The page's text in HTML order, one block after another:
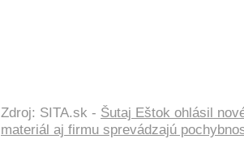
Zdroj: SITA.sk - Šutaj Eštok ohlásil
materiál aj firmu sprevádzajú